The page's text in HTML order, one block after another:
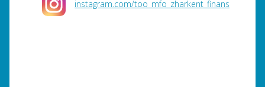
instagram.com/too_mfo_zharkent_finans